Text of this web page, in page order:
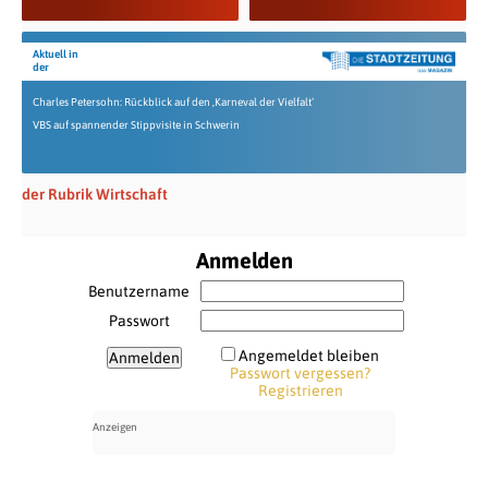
Aktuell in
der
Charles Petersohn: Rückblick auf den ‚Karneval der Vielfalt‘
VBS auf spannender Stippvisite in Schwerin
der Rubrik Wirtschaft
Anmelden
Benutzername
Passwort
Angemeldet bleiben
Passwort vergessen?
Registrieren